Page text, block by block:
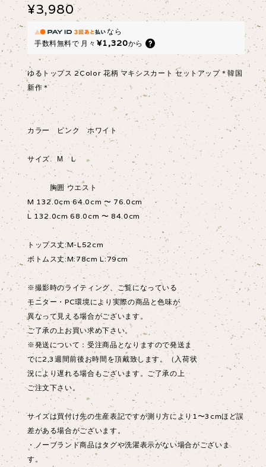
¥3,980
なら
手数料無料で 月々 ¥1,320から
ゆるトップス 2Color 花柄 マキシスカート セットアップ＊韓国
新作＊
カラー ピンク ホワイト
サイズ М L
胸囲 ウエスト
M 132.0cm 64.0cm 〜 76.0cm
L 132.0cm 68.0cm 〜 84.0cm
トップス丈:M-L52cm
ボトムス丈:M:78cm L:79cm
※撮影時のライティング、ご覧になっている
モニター・PC環境により実際の商品と色味が
異なって見える場合がございます。
ご了承の上お買い求め下さい。
※発送について：受注商品となりますので発送ま
でに2,3週間前後お時間を頂戴致します。（入荷状
況により遅れる場合もございます。ご了承の上
ご注文下さい。
サイズは買付け先の生産表記ですが測り方により1〜3cmほど誤
差がある場合がございます。
・ノーブランド商品はタグや洗濯表示がない場合がございま
す。